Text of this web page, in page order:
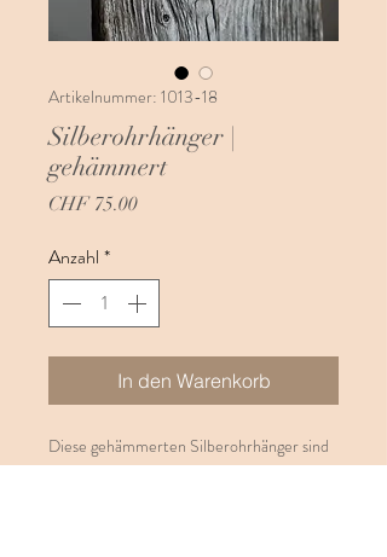
Artikelnummer: 1013-18
Silberohrhänger |
gehämmert
CHF 75.00Preis
Anzahl *
In den Warenkorb
Diese gehämmerten Silberohrhänger sind
aus 925 Karat Silber und wurden von Hand